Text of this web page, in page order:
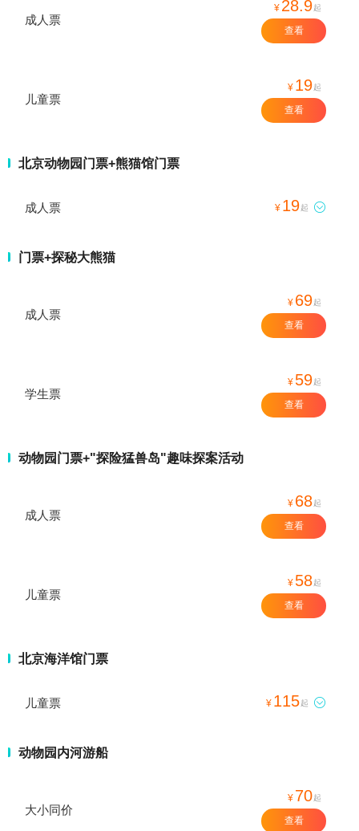
成人票
¥ 28.9起
查看
儿童票
¥ 19起
查看
北京动物园门票+熊猫馆门票
成人票 ¥ 19起 
门票+探秘大熊猫
成人票
¥ 69起
查看
学生票
¥ 59起
查看
动物园门票+"探险猛兽岛"趣味探案活动
成人票
¥ 68起
查看
儿童票
¥ 58起
查看
北京海洋馆门票
儿童票 ¥ 115起 
动物园内河游船
大小同价
¥ 70起
查看